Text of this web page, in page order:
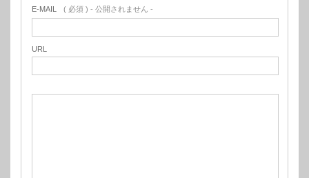
E-MAIL ( 必須 ) - 公開されません -
URL